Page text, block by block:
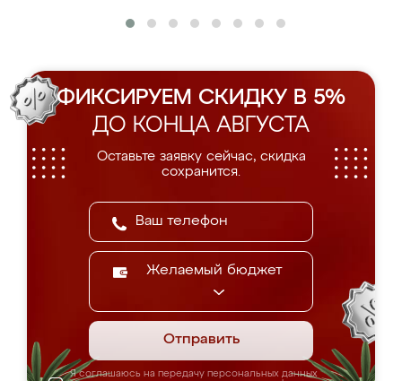
ФИКСИРУЕМ СКИДКУ В 5%
ДО КОНЦА АВГУСТА
Оставьте заявку сейчас, скидка
сохранится.
Желаемый бюджет
Отправить
Я соглашаюсь на передачу персональных данных